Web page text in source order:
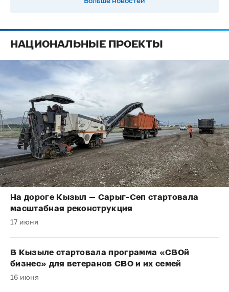
НАЦИОНАЛЬНЫЕ ПРОЕКТЫ
На дороге Кызыл — Сарыг-Сеп стартовала
масштабная реконструкция
17 июня
В Кызыле стартовала программа «СВОй
бизнес» для ветеранов СВО и их семей
16 июня